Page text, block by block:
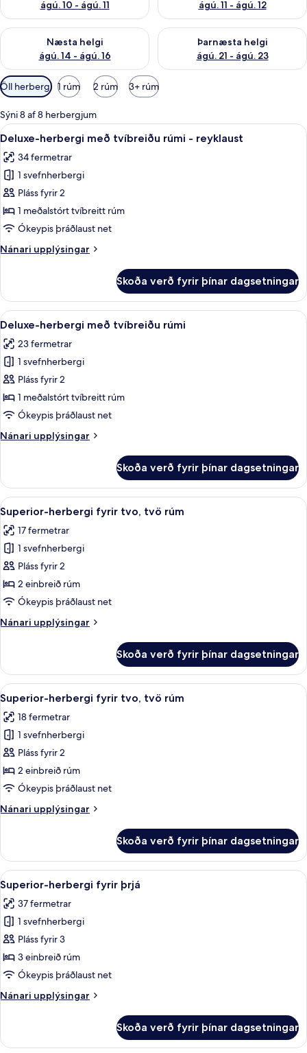
ágú. 10 - ágú. 11
ágú. 11 - ágú. 12
Næsta helgi
ágú. 14 - ágú. 16
Athuga framboð næstu helgi ágú. 14 - ágú. 16
Þarnæsta helgi
ágú. 21 - ágú. 23
Athuga framboð þarnæstu
Síur
í
boði
fyrir
herbergi
Öll herbergi 1 rúm 2 rúm 3+ rúm
Sýni 8 af 8 herbergjum
Skoða
allar
myndir
fyrir
Deluxe-
herbergi
með
rúmi
Deluxe-herbergi með tvíbreiðu rúmi
13
Deluxe-herbergi með tvíbreiðu rúmi - reyklaust
34 fermetrar
1 svefnherbergi
Pláss fyrir 2
1 meðalstórt tvíbreitt rúm
Ókeypis þráðlaust net
Nánari upplýsingar
Nánari
herbergi
með
tvíbreiðu
reyklaust
Skoða verð fyrir þínar dagsetningar
Skoða
allar
myndir
fyrir
Deluxe-
herbergi
með
rúmi
Deluxe-herbergi með tvíbreiðu rúmi
6
Deluxe-herbergi með tvíbreiðu rúmi
23 fermetrar
1 svefnherbergi
Pláss fyrir 2
1 meðalstórt tvíbreitt rúm
Ókeypis þráðlaust net
Nánari upplýsingar
Nánari
herbergi
með
tvíbreiðu
rúmi
Skoða verð fyrir þínar dagsetningar
Skoða
allar
myndir
fyrir
Superior-
herbergi
fyrir
tvö
Superior-herbergi fyrir tvo, tvö rúm
7
Superior-herbergi fyrir tvo, tvö rúm
17 fermetrar
1 svefnherbergi
Pláss fyrir 2
2 einbreið rúm
Ókeypis þráðlaust net
Nánari upplýsingar
Nánari
herbergi
fyrir
tvo,
tvö
rúm
Skoða verð fyrir þínar dagsetningar
Skoða
allar
myndir
fyrir
Superior-
herbergi
fyrir
tvö
Superior-herbergi fyrir tvo, tvö rúm
8
Superior-herbergi fyrir tvo, tvö rúm
18 fermetrar
1 svefnherbergi
Pláss fyrir 2
2 einbreið rúm
Ókeypis þráðlaust net
Nánari upplýsingar
Nánari
herbergi
fyrir
tvo,
tvö
rúm
Skoða verð fyrir þínar dagsetningar
Skoða
allar
myndir
fyrir
Superior-
herbergi
fyrir
Superior-herbergi fyrir þrjá |
8
Superior-herbergi fyrir þrjá
37 fermetrar
1 svefnherbergi
Pláss fyrir 3
3 einbreið rúm
Ókeypis þráðlaust net
Nánari upplýsingar
Nánari
herbergi
Skoða verð fyrir þínar dagsetningar